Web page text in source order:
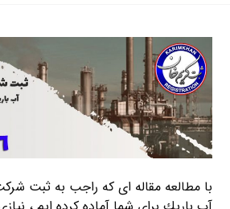
با مطالعه مقاله ای که راجب به ثبت